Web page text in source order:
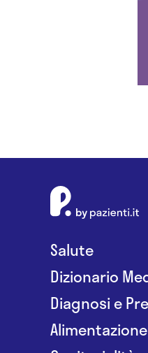
Salute
Dizionario
Diagnosi e
Alimentazione